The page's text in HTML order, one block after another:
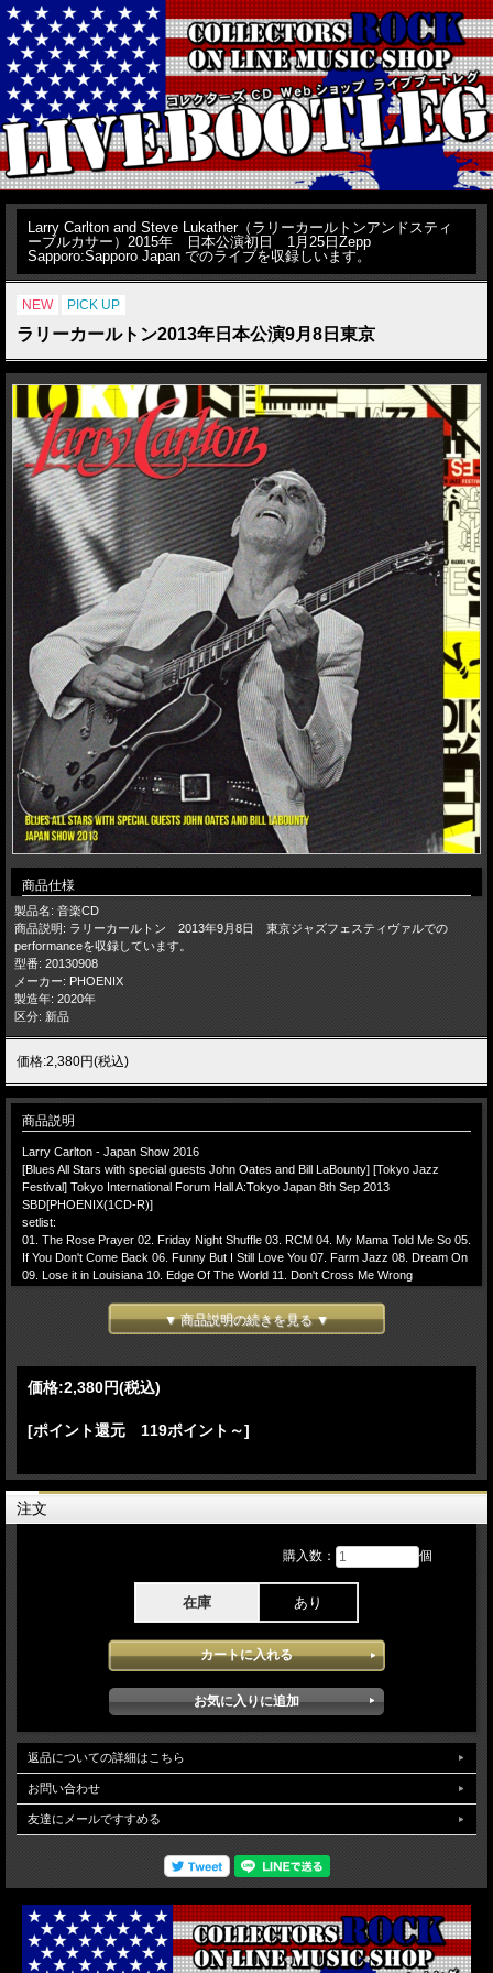
Larry Carlton and Steve Lukather（ラリーカールトンアンドスティ
ーブルカサー）2015年 日本公演初日 1月25日Zepp
Sapporo:Sapporo Japan でのライブを収録しいます。
NEW PICK UP
ラリーカールトン2013年日本公演9月8日東京
商品仕様
製品名: 音楽CD
商品説明: ラリーカールトン 2013年9月8日 東京ジャズフェスティヴァルでの
performanceを収録しています。
型番: 20130908
メーカー: PHOENIX
製造年: 2020年
区分: 新品
価格:2,380円(税込)
商品説明
Larry Carlton - Japan Show 2016
[Blues All Stars with special guests John Oates and Bill LaBounty] [Tokyo Jazz
Festival] Tokyo International Forum Hall A:Tokyo Japan 8th Sep 2013
SBD[PHOENIX(1CD-R)]
setlist:
01. The Rose Prayer 02. Friday Night Shuffle 03. RCM 04. My Mama Told Me So 05.
If You Don't Come Back 06. Funny But I Still Love You 07. Farm Jazz 08. Dream On
09. Lose it in Louisiana 10. Edge Of The World 11. Don't Cross Me Wrong
Bill LaBounty (key,vo)
Billy Kilson (ds)
ReeseWynans (p)
奏でる事の出来ないメロディーは、最高に心に染みるperformanceとなっており心
が疲れた時に聞いていたい最高のサウンドです。Soundqualityは、SBDソースが使
▼ 商品説明の続きを見る ▼
価格:2,380円(税込)
[ポイント還元 119ポイント～]
注文
購入数： 個
在庫 あり
返品についての詳細はこちら
お問い合わせ
友達にメールですすめる